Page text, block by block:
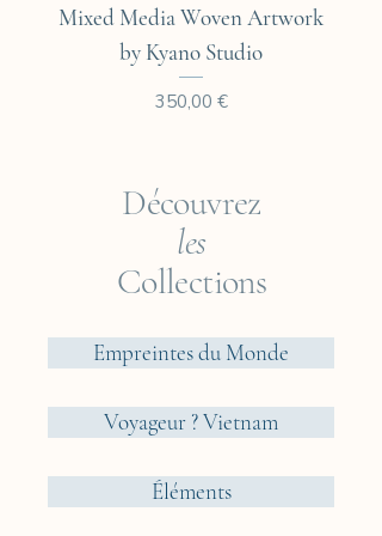
Mixed Media Woven Artwork
by Kyano Studio
Prix
350,00 €
Découvrez
les
Collections
Empreintes du Monde
Voyageur ? Vietnam
Éléments